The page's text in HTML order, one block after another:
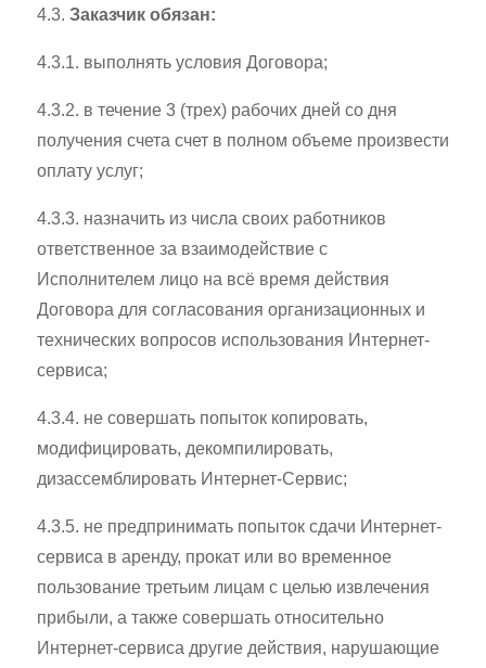
4.3. Заказчик обязан:
4.3.1. выполнять условия Договора;
4.3.2. в течение 3 (трех) рабочих дней со дня
получения счета счет в полном объеме произвести
оплату услуг;
4.3.3. назначить из числа своих работников
ответственное за взаимодействие с
Исполнителем лицо на всё время действия
Договора для согласования организационных и
технических вопросов использования Интернет-
сервиса;
4.3.4. не совершать попыток копировать,
модифицировать, декомпилировать,
дизассемблировать Интернет-Сервис;
4.3.5. не предпринимать попыток сдачи Интернет-
сервиса в аренду, прокат или во временное
пользование третьим лицам с целью извлечения
прибыли, а также совершать относительно
Интернет-сервиса другие действия, нарушающие